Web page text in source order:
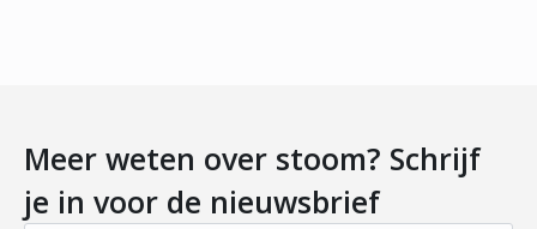
Meer weten over stoom? Schrijf
je in voor de nieuwsbrief